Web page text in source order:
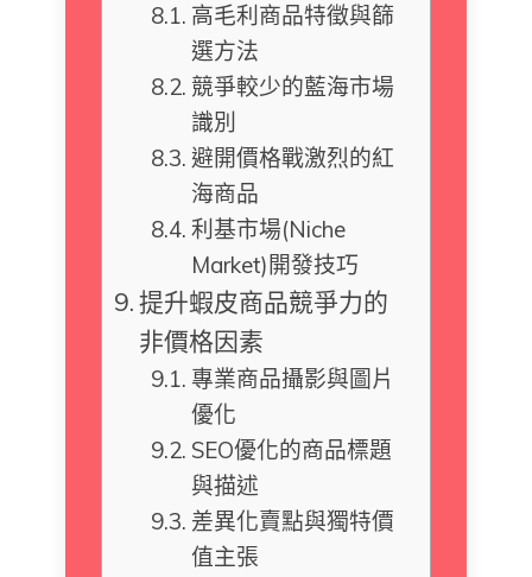
高毛利商品特徵與篩
選方法
競爭較少的藍海市場
識別
避開價格戰激烈的紅
海商品
利基市場(Niche
Market)開發技巧
提升蝦皮商品競爭力的
非價格因素
專業商品攝影與圖片
優化
SEO優化的商品標題
與描述
差異化賣點與獨特價
值主張